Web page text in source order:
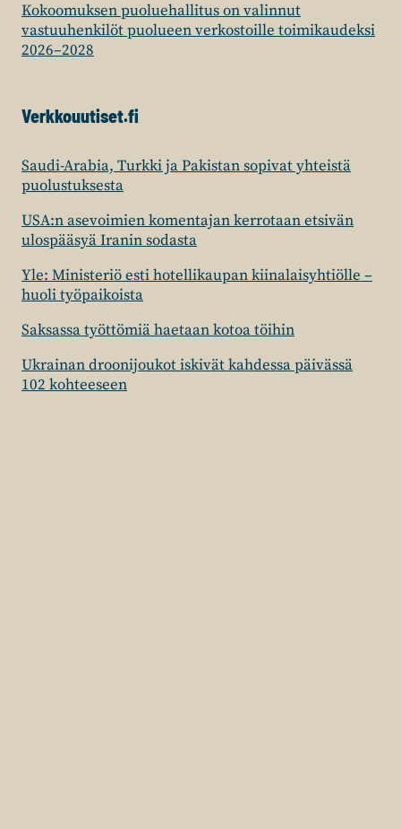
Kokoomuksen puoluehallitus on valinnut
vastuuhenkilöt puolueen verkostoille toimikaudeksi
2026–2028
Verkkouutiset.fi
Saudi-Arabia, Turkki ja Pakistan sopivat yhteistä
puolustuksesta
USA:n asevoimien komentajan kerrotaan etsivän
ulospääsyä Iranin sodasta
Yle: Ministeriö esti hotellikaupan kiinalaisyhtiölle –
huoli työpaikoista
Saksassa työttömiä haetaan kotoa töihin
Ukrainan droonijoukot iskivät kahdessa päivässä
102 kohteeseen